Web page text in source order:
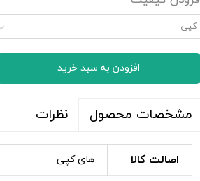
کپی
افزودن به سبد خرید
مشخصات محصول نظرات
اصالت کالا های کپی